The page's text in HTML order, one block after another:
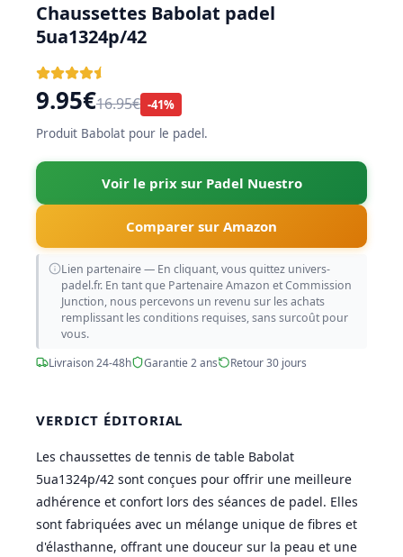
Chaussettes Babolat padel
5ua1324p/42
9.95€16.95€ -41%
Produit Babolat pour le padel.
Voir le prix sur Padel Nuestro
Comparer sur Amazon
Lien partenaire — En cliquant, vous quittez univers-
padel.fr. En tant que Partenaire Amazon et Commission
Junction, nous percevons un revenu sur les achats
remplissant les conditions requises, sans surcoût pour
vous.
Livraison 24-48h
Garantie 2 ans Retour 30 jours
VERDICT ÉDITORIAL
Les chaussettes de tennis de table Babolat
5ua1324p/42 sont conçues pour offrir une meilleure
adhérence et confort lors des séances de padel. Elles
sont fabriquées avec un mélange unique de fibres et
d'élasthanne, offrant une douceur sur la peau et une